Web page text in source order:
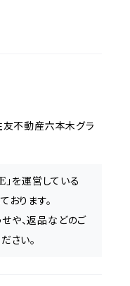
不動産六本木グラ
」を運営している
ります。
や、返品などのご
さい。